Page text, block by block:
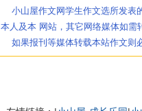
小山屋作文网学生作文选所发表
本人及本 网站，其它网络媒体如需
如果报刊等媒体转载本站作文则